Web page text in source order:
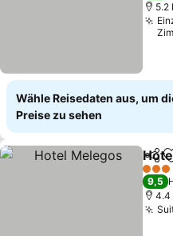
5.2
Wähle Reisedaten aus, um
Preise zu sehen
3
9,5
4.4